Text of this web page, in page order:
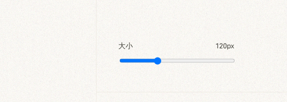
大小 120px